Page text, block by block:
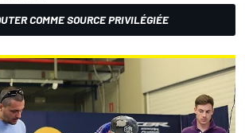
COMME SOURCE PRIVILÉGIÉE